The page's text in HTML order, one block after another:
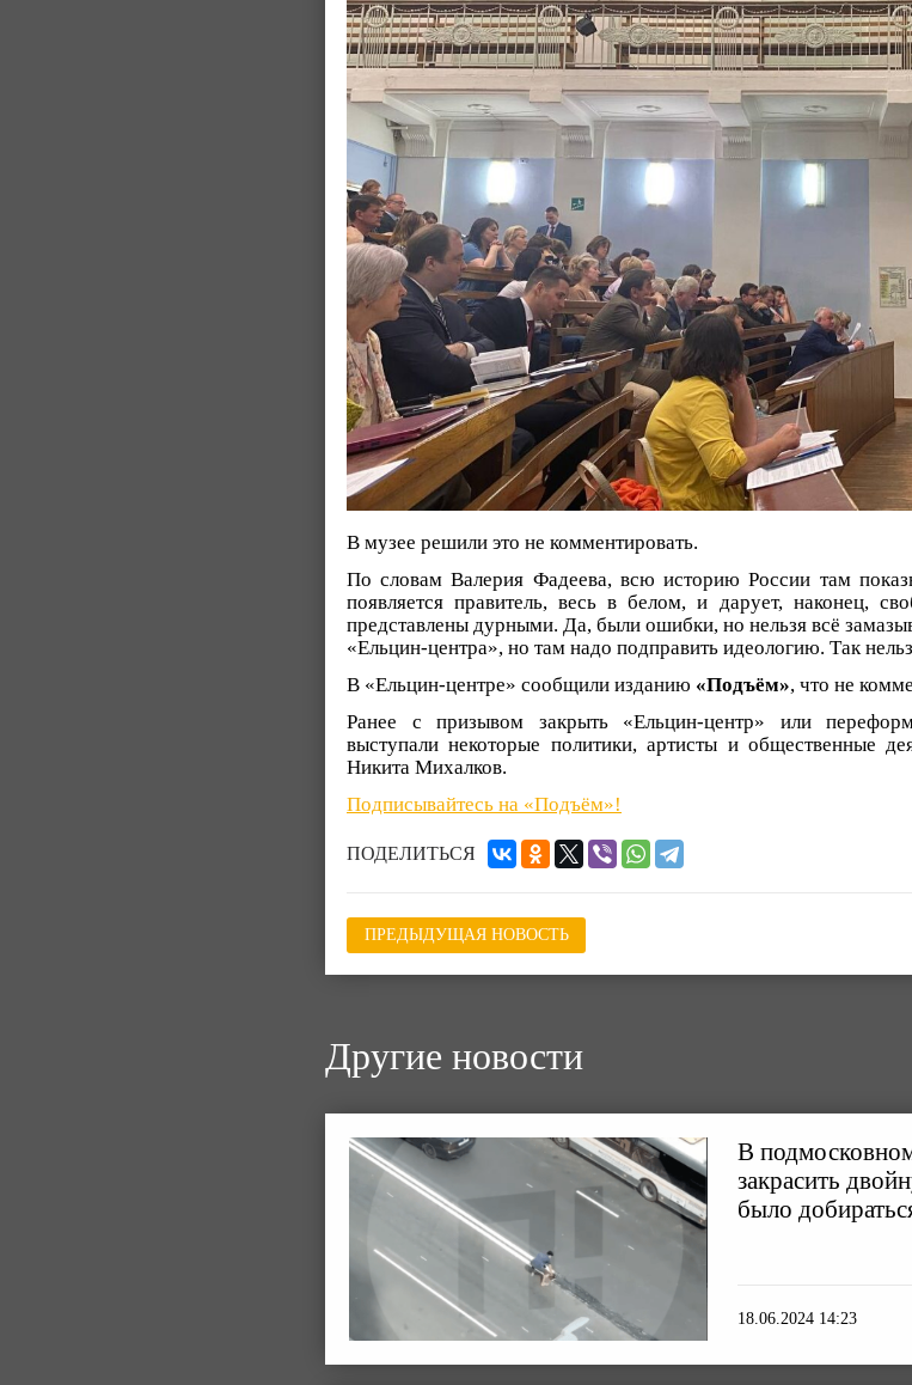
В музее решили это не комментировать.
По словам Валерия Фадеева, всю историю России там
появляется правитель, весь в белом, и дарует, наконец,
представлены дурными. Да, были ошибки, но нельзя всё
«Ельцин-центра», но там надо подправить идеологию. Так
В «Ельцин-центре» сообщили изданию «Подъём», что не
Ранее с призывом закрыть «Ельцин-центр» или
выступали некоторые политики, артисты и общественные
Никита Михалков.
Подписывайтесь на «Подъём»!
ПОДЕЛИТЬСЯ
ПРЕДЫДУЩАЯ НОВОСТЬ
Другие новости
В
закрасить
было
18.06.2024 14:23